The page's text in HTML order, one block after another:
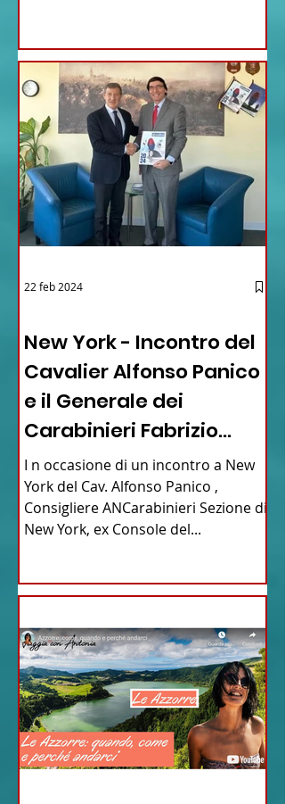
New York - Incontro del
Cavalier Alfonso Panico
e il Generale dei
Carabinieri Fabrizio
Parrulli
I n occasione di un incontro a New
York del Cav. Alfonso Panico ,
Consigliere ANCarabinieri Sezione di
New York, ex Console del...
22 feb 2024